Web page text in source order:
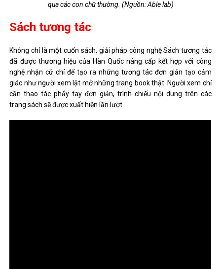
qua các con chữ thường. (Nguồn: Able lab)
Sách tương tác
Không chỉ là một cuốn sách, giải pháp công nghệ Sách tương tác
đã được thương hiệu của Hàn Quốc nâng cấp kết hợp với công
nghệ nhận cử chỉ để tạo ra những tương tác đơn giản tạo cảm
giác như người xem lật mở những trang book thật. Người xem chỉ
cần thao tác phẩy tay đơn giản, trình chiếu nội dung trên các
trang sách sẽ được xuất hiện lần lượt.